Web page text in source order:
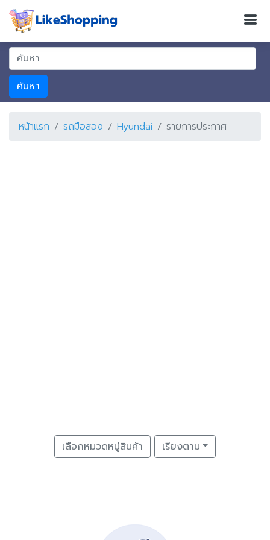
ค้นหา
หน้าแรก รถมือสอง Hyundai รายการประกาศ
เลือกหมวดหมู่สินค้า เรียงตาม